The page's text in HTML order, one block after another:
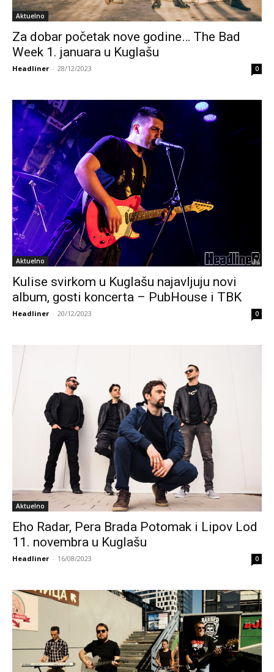
Aktuelno
Za dobar početak nove godine… The Bad
Week 1. januara u Kuglašu
Headliner - 28/12/2023 0
Aktuelno
Kulise svirkom u Kuglašu najavljuju novi
album, gosti koncerta – PubHouse i TBK
Headliner - 20/12/2023 0
Aktuelno
Eho Radar, Pera Brada Potomak i Lipov Lod
11. novembra u Kuglašu
Headliner - 16/08/2023 0